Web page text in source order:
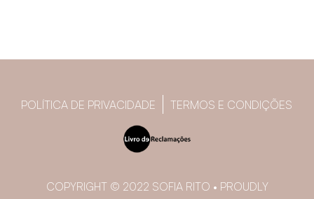
POLÍTICA DE PRIVACIDADE TERMOS E CONDIÇÕES
COPYRIGHT © 2022 SOFIA RITO • PROUDLY